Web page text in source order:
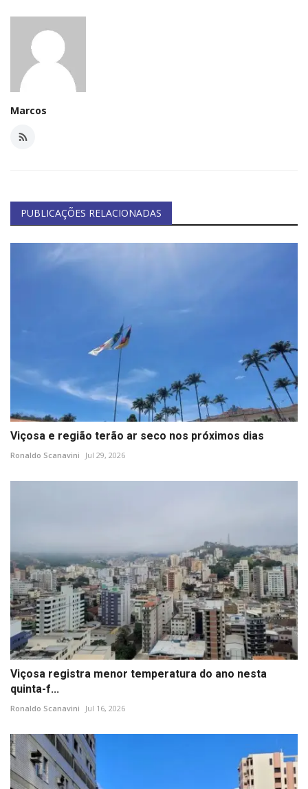
Marcos
PUBLICAÇÕES RELACIONADAS
Viçosa e região terão ar seco nos próximos dias
Ronaldo Scanavini Jul 29, 2026
Viçosa registra menor temperatura do ano nesta
quinta-f...
Ronaldo Scanavini Jul 16, 2026